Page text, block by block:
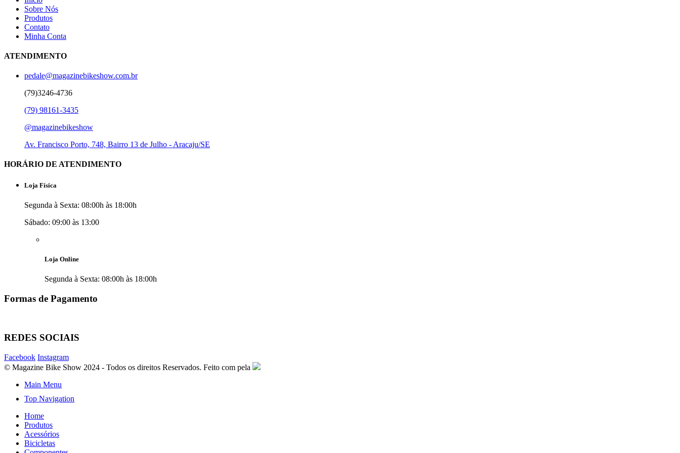
Sobre Nós
Produtos
Contato
Minha Conta
ATENDIMENTO
pedale@magazinebikeshow.com.br
(79)3246-4736
(79) 98161-3435
@magazinebikeshow
⁠Av. Francisco Porto, 748, Bairro 13 de Julho - Aracaju/SE
HORÁRIO DE ATENDIMENTO
Loja Física
Segunda à Sexta: 08:00h às 18:00h
Sábado: 09:00 às 13:00
Loja Online
Segunda à Sexta: 08:00h às 18:00h
Formas de Pagamento
REDES SOCIAIS
Facebook Instagram
© Magazine Bike Show 2024 - Todos os direitos Reservados. Feito com pela
Main Menu
Top Navigation
Home
Produtos
Acessórios
Bicicletas